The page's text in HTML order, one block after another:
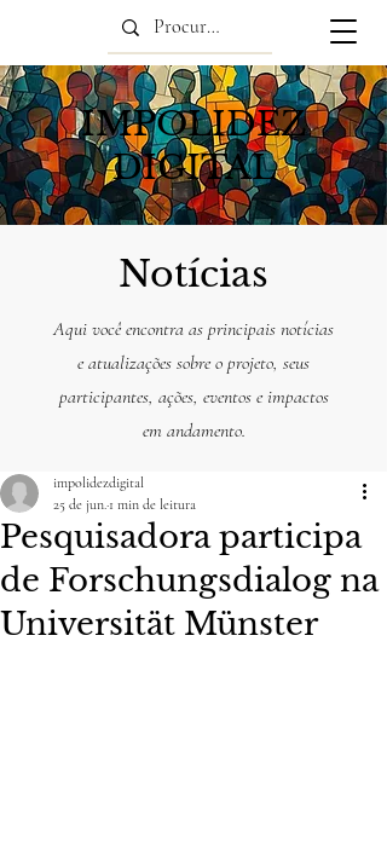
IMPOLIDEZ
DIGITAL
Notícias
Aqui você encontra as principais notícias
e atualizações sobre o projeto, seus
participantes, ações, eventos e impactos
em andamento.
Pesquisadora participa
de Forschungsdialog na
Universität Münster
impolidezdigital
25 de jun. 1 min de leitura